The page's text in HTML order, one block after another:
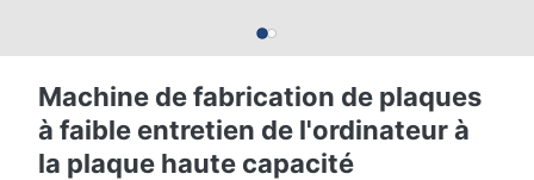
Machine de fabrication de plaques
à faible entretien de l'ordinateur à
la plaque haute capacité